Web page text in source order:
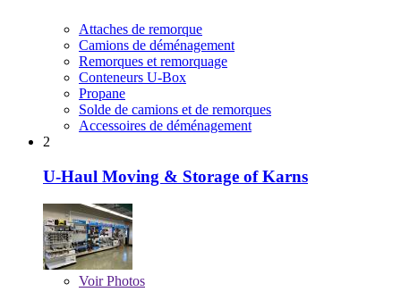
Attaches de remorque
Camions de déménagement
Remorques et remorquage
Conteneurs U-Box
Propane
Solde de camions et de remorques
Accessoires de déménagement
2
U-Haul Moving & Storage of Karns
VoirPhotos